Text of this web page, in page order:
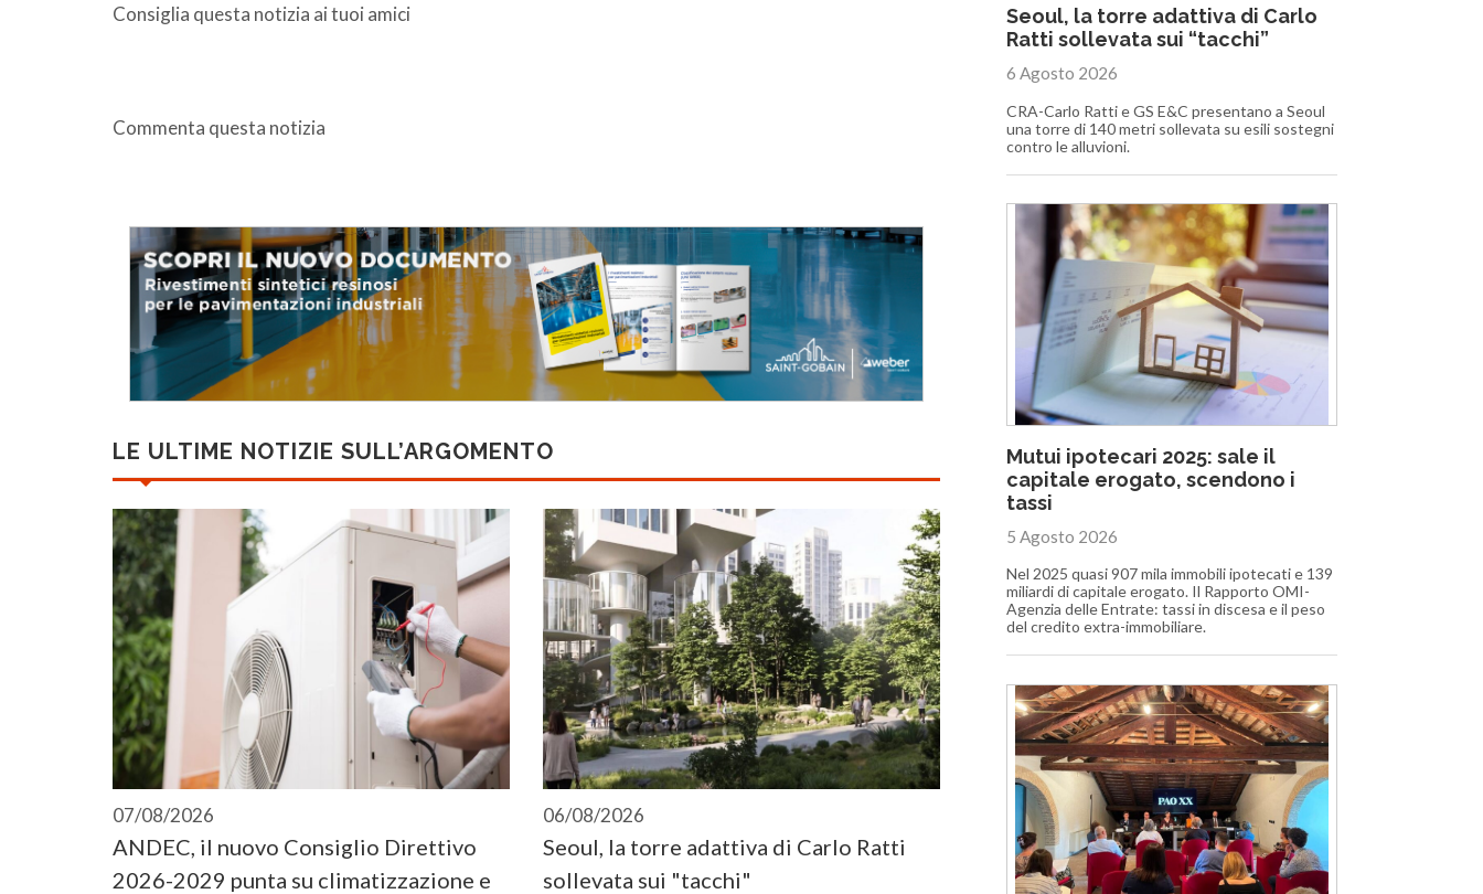
Consiglia questa notizia ai tuoi amici
Commenta questa notizia
LE ULTIME NOTIZIE SULL’ARGOMENTO
07/08/2026
ANDEC, il nuovo Consiglio Direttivo
2026-2029 punta su climatizzazione e
06/08/2026
Seoul, la torre adattiva di Carlo Ratti
sollevata sui "tacchi"
Seoul, la torre adattiva di Carlo
Ratti sollevata sui “tacchi”
6 Agosto 2026
CRA-Carlo Ratti e GS E&C presentano a Seoul
una torre di 140 metri sollevata su esili sostegni
contro le alluvioni.
Mutui ipotecari 2025: sale il
capitale erogato, scendono i
tassi
5 Agosto 2026
Nel 2025 quasi 907 mila immobili ipotecati e 139
miliardi di capitale erogato. Il Rapporto OMI-
Agenzia delle Entrate: tassi in discesa e il peso
del credito extra-immobiliare.